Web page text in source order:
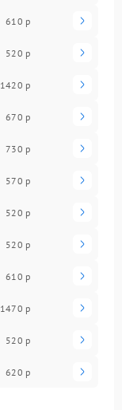
610 р
520 р
1420 р
670 р
730 р
570 р
520 р
520 р
610 р
1470 р
520 р
620 р